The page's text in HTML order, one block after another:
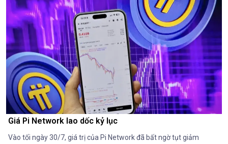
Giá Pi Network lao dốc kỷ lục
Vào tối ngày 30/7, giá trị của Pi Network đã bất ngờ tụt giảm